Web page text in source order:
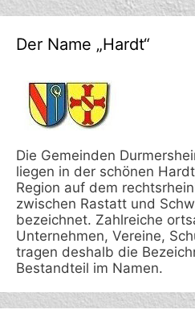
Der Name „Hardt“
Die Gemeinden
liegen in der schönen
Region auf dem
zwischen Rastatt und
bezeichnet. Zahlreiche
Unternehmen, Vereine,
tragen deshalb die
Bestandteil im Namen.